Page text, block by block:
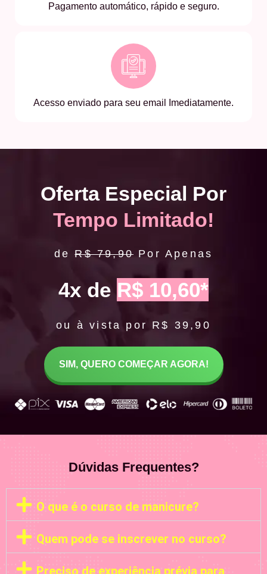
Pagamento automático, rápido e seguro.
Acesso enviado para seu email Imediatamente.
Oferta Especial Por
Tempo Limitado!
deR$ 79,90 Por Apenas
4x de R$ 10,60*
ou à vista por R$ 39,90
SIM, QUERO COMEÇAR AGORA!
Dúvidas Frequentes?
O que é o curso de manicure?
Quem pode se inscrever no curso?
Preciso de experiência prévia para